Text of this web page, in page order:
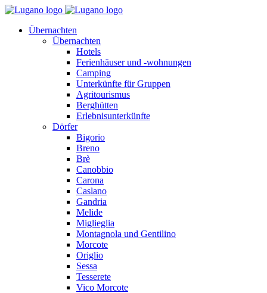
Übernachten
Übernachten
Hotels
Ferienhäuser und -wohnungen
Camping
Unterkünfte für Gruppen
Agritourismus
Berghütten
Erlebnisunterkünfte
Dörfer
Bigorio
Breno
Brè
Canobbio
Carona
Caslano
Gandria
Melide
Miglieglia
Montagnola und Gentilino
Morcote
Origlio
Sessa
Tesserete
Vico Morcote